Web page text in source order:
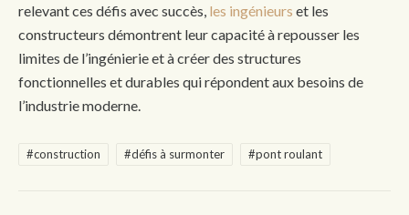
relevant ces défis avec succès, les ingénieurs et les
constructeurs démontrent leur capacité à repousser les
limites de l’ingénierie et à créer des structures
fonctionnelles et durables qui répondent aux besoins de
l’industrie moderne.
#construction #défis à surmonter #pont roulant